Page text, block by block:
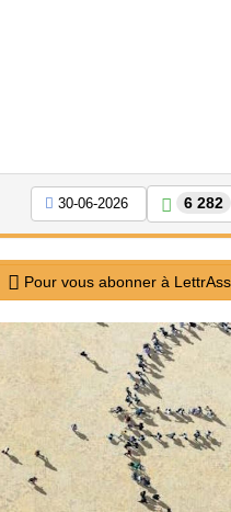
30-06-2026 6 282
Pour vous abonner à